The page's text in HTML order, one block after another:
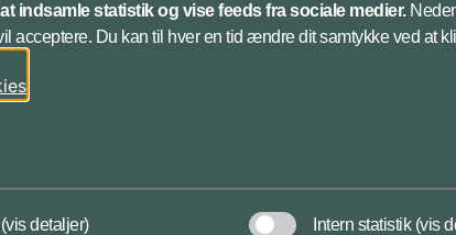
indsamle statistik og vise feeds fra sociale medier.
acceptere. Du kan til hver en tid ændre dit samtykke ved at
(vis detaljer) Intern statistik (vis